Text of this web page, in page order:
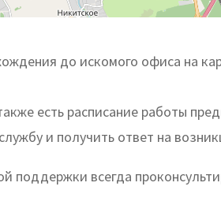
до искомого офиса на
есть расписание работы
и получить ответ на
поддержки всегда